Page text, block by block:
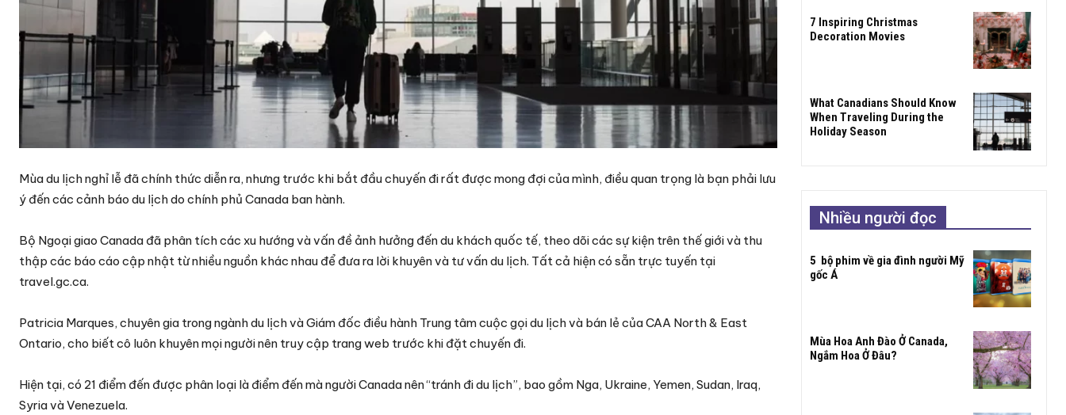
Mùa du lịch nghỉ lễ đã chính thức diễn ra, nhưng trước khi bắt đầu chuyến đi rất được mong đợi của mình, điều quan trọng là bạn phải lưu
ý đến các cảnh báo du lịch do chính phủ Canada ban hành.
Bộ Ngoại giao Canada đã phân tích các xu hướng và vấn đề ảnh hưởng đến du khách quốc tế, theo dõi các sự kiện trên thế giới và thu
thập các báo cáo cập nhật từ nhiều nguồn khác nhau để đưa ra lời khuyên và tư vấn du lịch. Tất cả hiện có sẵn trực tuyến tại
travel.gc.ca.
Patricia Marques, chuyên gia trong ngành du lịch và Giám đốc điều hành Trung tâm cuộc gọi du lịch và bán lẻ của CAA North & East
Ontario, cho biết cô luôn khuyên mọi người nên truy cập trang web trước khi đặt chuyến đi.
Hiện tại, có 21 điểm đến được phân loại là điểm đến mà người Canada nên “tránh đi du lịch”, bao gồm Nga, Ukraine, Yemen, Sudan, Iraq,
Syria và Venezuela.
7 Inspiring Christmas
Decoration Movies
What Canadians Should Know
When Traveling During the
Holiday Season
Nhiều người đọc
5 bộ phim về gia đình người Mỹ
gốc Á
Mùa Hoa Anh Đào Ở Canada,
Ngắm Hoa Ở Đâu?